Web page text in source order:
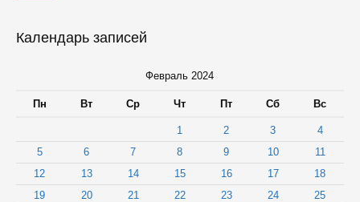
Календарь записей
Февраль 2024
Пн Вт Ср Чт Пт Сб Вс
1 2 3
4
5
6 7 8 9 10
11
12
13 14 15 16 17
18
19
20 21 22 23 24
25